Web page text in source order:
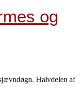
og
Halvdelen af